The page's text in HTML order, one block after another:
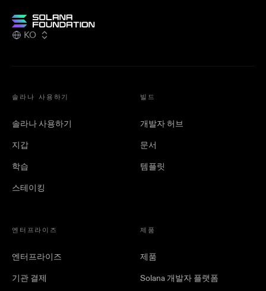
KO
솔라나 사용하기
솔라나 사용하기
지갑
학습
스테이킹
빌드
개발자 허브
문서
템플릿
엔터프라이즈
엔터프라이즈
기관 결제
제품
제품
Solana 개발자 플랫폼